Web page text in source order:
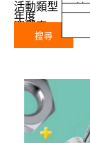
活動類型
年度 年度
Year
關鍵字